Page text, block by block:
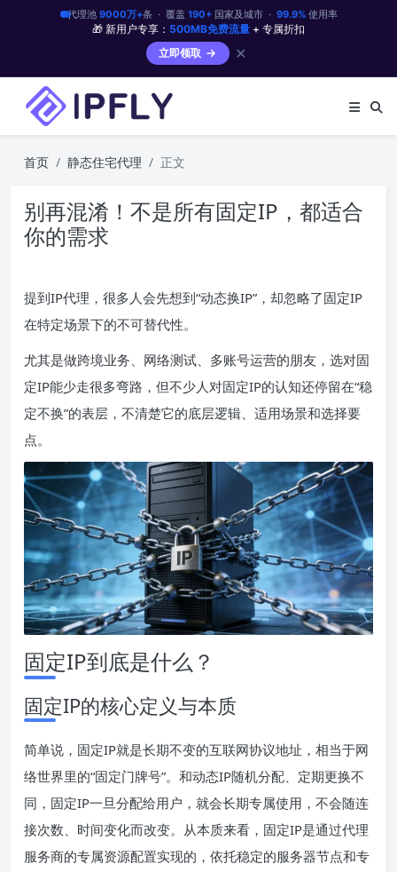
代理池 9000万+条 · 覆盖 190+国家及城市 · 99.9%使用率
🎁 新用户专享： 500MB免费流量 + 专属折扣
立即领取
✕
首页 静态住宅代理 正文
别再混淆！不是所有固定IP，都适合
你的需求
提到IP代理，很多人会先想到“动态换IP”，却忽略了固定IP
在特定场景下的不可替代性。
尤其是做跨境业务、网络测试、多账号运营的朋友，选对固
定IP能少走很多弯路，但不少人对固定IP的认知还停留在“稳
定不换”的表层，不清楚它的底层逻辑、适用场景和选择要
点。
固定IP到底是什么？
固定IP的核心定义与本质
简单说，固定IP就是长期不变的互联网协议地址，相当于网
络世界里的“固定门牌号”。和动态IP随机分配、定期更换不
同，固定IP一旦分配给用户，就会长期专属使用，不会随连
接次数、时间变化而改变。从本质来看，固定IP是通过代理
服务商的专属资源配置实现的，依托稳定的服务器节点和专